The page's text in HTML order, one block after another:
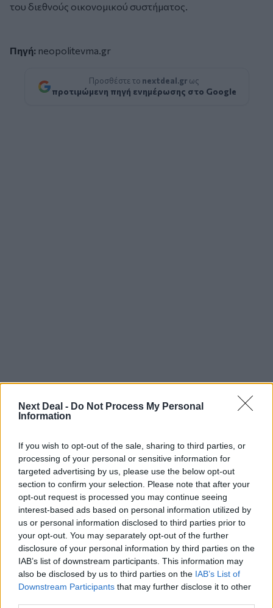
Next Deal - Do Not Process My Personal
Information
If you wish to opt-out of the sale, sharing to third parties, or
processing of your personal or sensitive information for
targeted advertising by us, please use the below opt-out
section to confirm your selection. Please note that after your
opt-out request is processed you may continue seeing
interest-based ads based on personal information utilized by
us or personal information disclosed to third parties prior to
your opt-out. You may separately opt-out of the further
disclosure of your personal information by third parties on the
IAB’s list of downstream participants. This information may
also be disclosed by us to third parties on the IAB’s List of
Downstream Participants that may further disclose it to other
του διεθνούς οικονομικού συστήματος.
Πηγή: neopolitevma.gr
Προσθέστε το nextdeal.gr ως
προτιμώμενη πηγή ενημέρωσης στο Google
Στέλιος Λιανός – INTERAMERICAN / Αθηναϊκή Γενική Κλινική
08:40
Η γαλλική «ψήφος» στο «καλώδιο» και τα συμφέροντα, οι
ελληνικές τράπεζες «πρωταθλήτριες» στα δάνεια, νέο deal
Βαρδινογιάννη- Εξάρχου και ο διπλασιασμός των κερδών της
ΔΕΗ
05.08.2026 - 13:37
Randy Schekman, Νομπελίστας Ιατρικής: «Σε πέντε χρόνια
μπορεί να έχουμε θεραπεία που αναστέλλει την εξέλιξη του
Πάρκινσον»